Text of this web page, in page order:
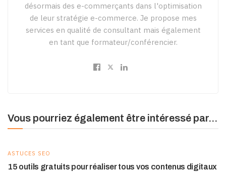
désormais des e-commerçants dans l'optimisation
de leur stratégie e-commerce. Je propose mes
services en qualité de consultant mais également
en tant que formateur/conférencier.
Vous pourriez également être intéressé par...
ASTUCES SEO
15 outils gratuits pour réaliser tous vos contenus digitaux